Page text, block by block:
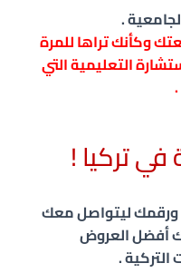
.
وكأنك تراها للمرة
التعليمية التي
تركيا !
ورقمك ليتواصل معك
أفضل العروض
.